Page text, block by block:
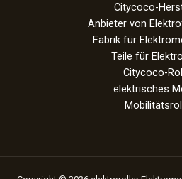
Citycoco-
Anbieter von
Fabrik für
Teile für
Citycoco-
elektrisches